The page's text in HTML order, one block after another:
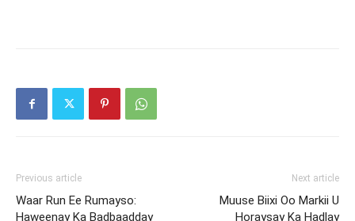
Previous article
Waar Run Ee Rumayso:
Haweenay Ka Badbaadday
Next article
Muuse Biixi Oo Markii U
Horaysay Ka Hadlay